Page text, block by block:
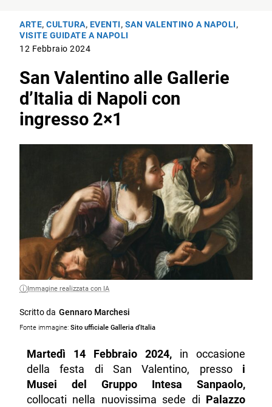
ARTE,CULTURA, EVENTI, SAN VALENTINO A NAPOLI,
VISITE GUIDATE A NAPOLI
12 Febbraio 2024
San Valentino alle Gallerie
d’Italia di Napoli con
ingresso 2×1
Immagine realizzata con IA
Scritto da Gennaro Marchesi
Fonte immagine: Sito ufficiale Galleria d'Italia
Martedì 14 Febbraio 2024, in occasione
della festa di San Valentino, presso i
Musei del Gruppo Intesa Sanpaolo,
collocati nella nuovissima sede di Palazzo